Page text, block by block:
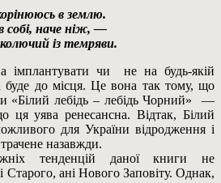
в землю.
наче ніж, —
із темряви.
імплантувати чи не на будь-якій
буде до місця. Це вона так тому, що
«Білий лебідь – лебідь Чорний» —
ця уява ренесансна. Відтак, Білий
для України відродження і
назавжди.
тенденцій даної книги не
Старого, ані Нового Заповіту. Однак,